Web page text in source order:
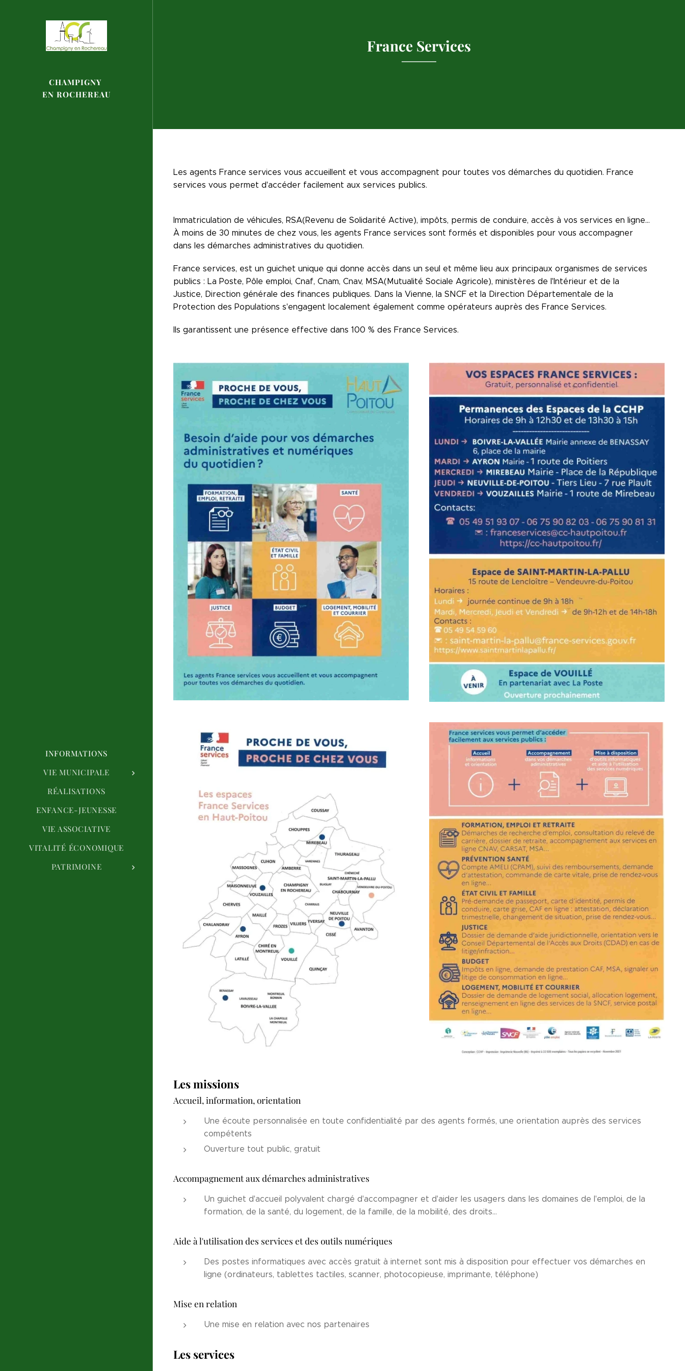
CHAMPIGNY
EN ROCHEREAU
INFORMATIONS
VIE MUNICIPALE
RÉALISATIONS
ENFANCE-JEUNESSE
VIE ASSOCIATIVE
VITALITÉ ÉCONOMIQUE
PATRIMOINE
France Services
Les agents France services vous accueillent et vous accompagnent pour toutes vos démarches du quotidien. France
services vous permet d'accéder facilement aux services publics.
Immatriculation de véhicules, RSA(Revenu de Solidarité Active), impôts, permis de conduire, accès à vos services en ligne…
À moins de 30 minutes de chez vous, les agents France services sont formés et disponibles pour vous accompagner
dans les démarches administratives du quotidien.
France services, est un guichet unique qui donne accès dans un seul et même lieu aux principaux organismes de services
publics : La Poste, Pôle emploi, Cnaf, Cnam, Cnav, MSA(Mutualité Sociale Agricole), ministères de l'Intérieur et de la
Justice, Direction générale des finances publiques. Dans la Vienne, la SNCF et la Direction Départementale de la
Protection des Populations s'engagent localement également comme opérateurs auprès des France Services.
Ils garantissent une présence effective dans 100 % des France Services.
Les missions
Accueil, information, orientation
Une écoute personnalisée en toute confidentialité par des agents formés, une orientation auprès des services
compétents
Ouverture tout public, gratuit
Accompagnement aux démarches administratives
Un guichet d'accueil polyvalent chargé d'accompagner et d'aider les usagers dans les domaines de l'emploi, de la
formation, de la santé, du logement, de la famille, de la mobilité, des droits...
Aide à l'utilisation des services et des outils numériques
Des postes informatiques avec accès gratuit à internet sont mis à disposition pour effectuer vos démarches en
ligne (ordinateurs, tablettes tactiles, scanner, photocopieuse, imprimante, téléphone)
Mise en relation
Une mise en relation avec nos partenaires
Les services